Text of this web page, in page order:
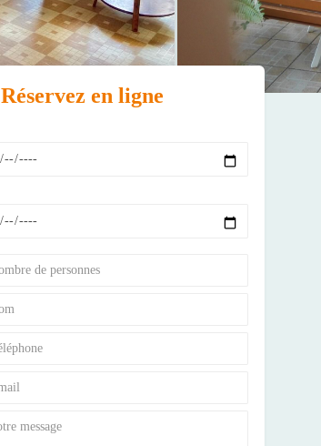
Réservez en ligne